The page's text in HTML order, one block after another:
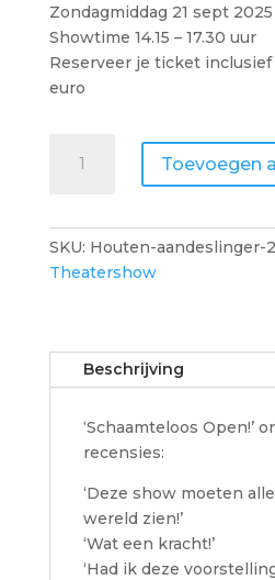
Zondagmiddag 21 sept 2025
Showtime 14.15 – 17.30 uur
Reserveer je ticket inclusief
euro
Schaamteloos
Open!
–
Theater
Slinger
aantal
Toevoegen
SKU: Houten-aandeslinger-
Theatershow
Beschrijving
‘Schaamteloos Open!’
recensies:
‘Deze show moeten
wereld zien!’
‘Wat een kracht!’
‘Had ik deze